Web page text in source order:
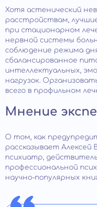
Хотя астенический
расстройствам,
при стационарном
нервной системы
соблюдение режима
сбалансированное
интеллектуальных,
нагрузок.
всего в профильном
Мнение
О том, как
рассказывает Алексей
психиатр,
профессиональной
научно-популярных